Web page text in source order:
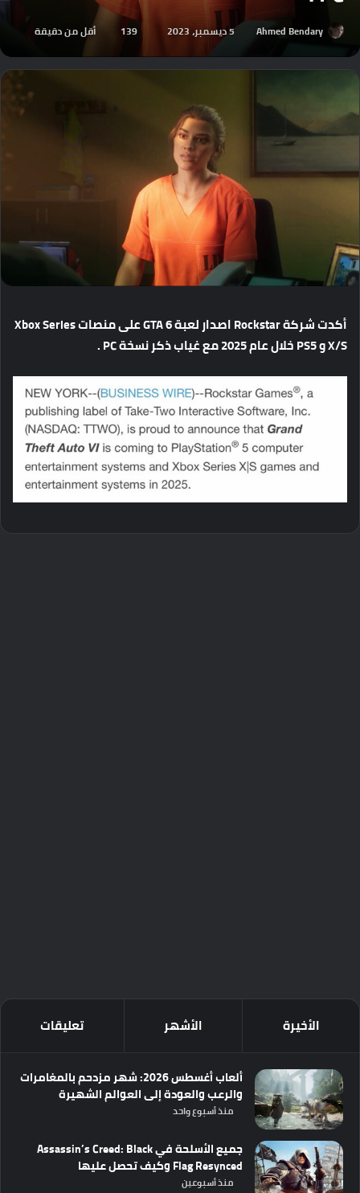
Ahmed Bendary 5 ديسمبر، 2023 139 أقل من دقيقة
أكدتشركة اصدارلعبة علىمنصاتXbox Series
X/Sو خلالعام معغيابذكرنسخة
الأخيرة الأشهر تعليقات
ألعاب أغسطس 2026: شهر مزدحم بالمغامرات
والرعب والعودة إلى العوالم الشهيرة
منذ أسبوع واحد
جميع الأسلحة في Assassin’s Creed: Black
Flag Resynced وكيف تحصل عليها
منذ أسبوعين